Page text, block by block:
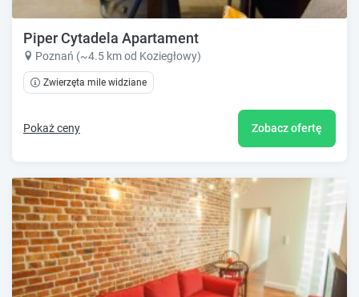
Piper Cytadela Apartament
Poznań (~4.5 km od Koziegłowy)
Zwierzęta mile widziane
Pokaż ceny Zobacz ofertę